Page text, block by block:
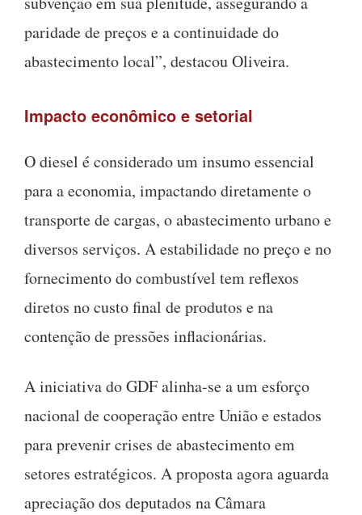
paridade de preços e a continuidade do
abastecimento local”, destacou Oliveira.
Impacto econômico e setorial
O diesel é considerado um insumo essencial
para a economia, impactando diretamente o
transporte de cargas, o abastecimento urbano e
diversos serviços. A estabilidade no preço e no
fornecimento do combustível tem reflexos
diretos no custo final de produtos e na
contenção de pressões inflacionárias.
A iniciativa do GDF alinha-se a um esforço
nacional de cooperação entre União e estados
para prevenir crises de abastecimento em
setores estratégicos. A proposta agora aguarda
apreciação dos deputados na Câmara